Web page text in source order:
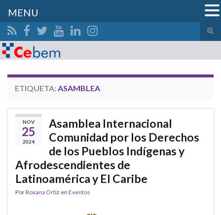
el
Search for:
ETIQUETA: ASAMBLEA
NOV
25
2024
Asamblea Internacional
Comunidad por los Derechos
de los Pueblos Indígenas y
Afrodescendientes de
Latinoamérica y El Caribe
PorRoxana Ortiz en Eventos
MENU